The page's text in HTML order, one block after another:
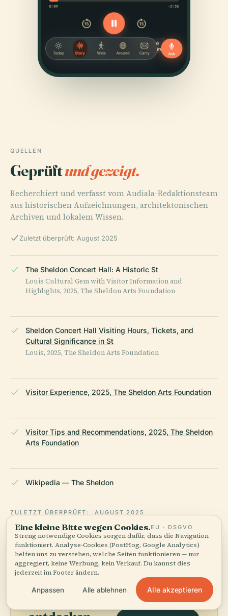
QUELLEN
Geprüftund gezeigt.
Recherchiert und verfasst vom Audiala-Redaktionsteam
aus historischen Aufzeichnungen, architektonischen
Archiven und lokalem Wissen.
Zuletzt überprüft: August 2025
The Sheldon Concert Hall: A Historic St
Louis Cultural Gem with Visitor Information and
Highlights, 2025, The Sheldon Arts Foundation
Sheldon Concert Hall Visiting Hours, Tickets, and
Cultural Significance in St
Louis, 2025, The Sheldon Arts Foundation
Visitor Experience, 2025, The Sheldon Arts Foundation
Visitor Tips and Recommendations, 2025, The Sheldon
Arts Foundation
Wikipedia — The Sheldon
ZULETZT ÜBERPRÜFT: AUGUST 2025
Recherchiert aus Wikidata, Wikipedia und offiziellen Quellen
· faktengeprüft ·Wie unsere Guides entstehen →
Die
Umgebung
Eine kleine Bitte wegen Cookies.EU · DSGVO
Streng notwendige Cookies sorgen dafür, dass die Navigation
funktioniert. Analyse-Cookies (PostHog, Google Analytics)
helfen uns zu verstehen, welche Seiten funktionieren — nur
aggregiert, keine Werbung, kein Verkauf. Du kannst dies
jederzeit im Footer ändern.
Anpassen Alle ablehnen Alle akzeptieren